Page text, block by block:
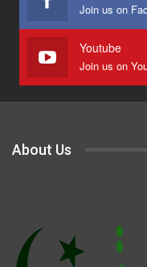
Youtube
Join us on
About Us